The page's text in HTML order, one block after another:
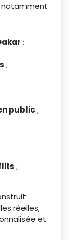
;
;
public ;
;
réelles,
et